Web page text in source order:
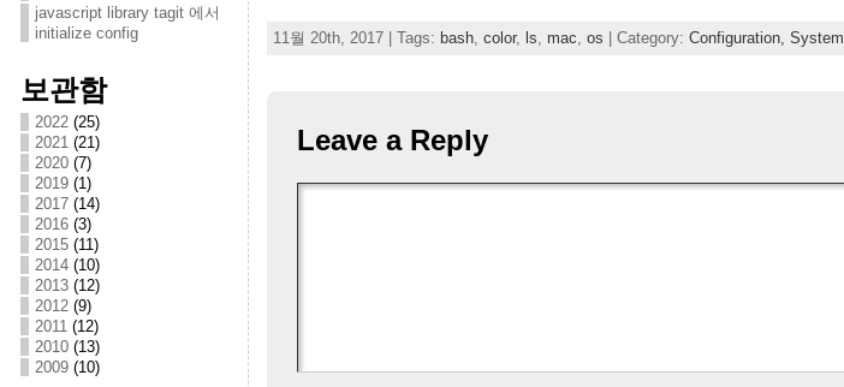
javascript library tagit 에서
initialize config
보관함
2022(25)
2021(21)
2020(7)
2019(1)
2017(14)
2016(3)
2015(11)
2014(10)
2013(12)
2012(9)
2011(12)
2010(13)
2009(10)
11월 20th, 2017 | Tags: bash, color, ls mac os | Category: Configuration, System
Leave a Reply